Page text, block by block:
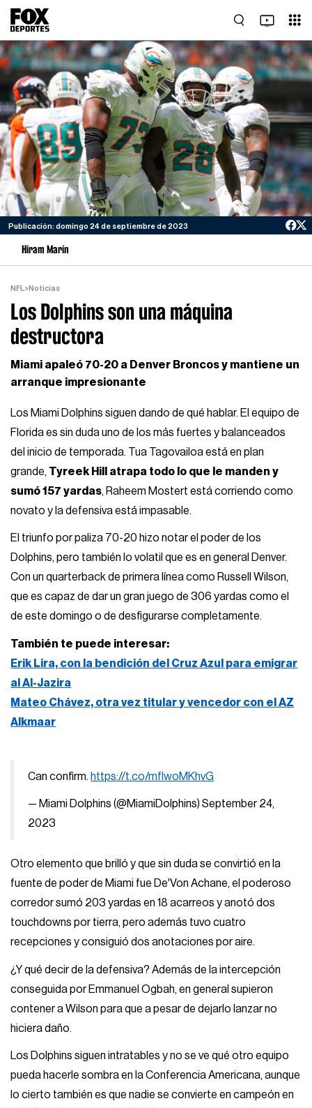
Publicación: domingo 24 de septiembre de 2023
Hiram Marín
NFL>Noticias
Los Dolphins son una máquina
destructora
Miami apaleó 70-20 a Denver Broncos y mantiene un
arranque impresionante
Los Miami Dolphins siguen dando de qué hablar. El equipo de
Florida es sin duda uno de los más fuertes y balanceados
del inicio de temporada. Tua Tagovailoa está en plan
grande, Tyreek Hill atrapa todo lo que le manden y
sumó 157 yardas, Raheem Mostert está corriendo como
novato y la defensiva está impasable.
El triunfo por paliza 70-20 hizo notar el poder de los
Dolphins, pero también lo volatil que es en general Denver.
Con un quarterback de primera línea como Russell Wilson,
que es capaz de dar un gran juego de 306 yardas como el
de este domingo o de desfigurarse completamente.
También te puede interesar:
Erik Lira, con la bendición del Cruz Azul para emigrar
al Al-Jazira
Mateo Chávez, otra vez titular y vencedor con el AZ
Alkmaar
Can confirm. https://t.co/mfIwoMKhvG
— Miami Dolphins (@MiamiDolphins)September 24,
2023
Otro elemento que brilló y que sin duda se convirtió en la
fuente de poder de Miami fue De'Von Achane, el poderoso
corredor sumó 203 yardas en 18 acarreos y anotó dos
touchdowns por tierra, pero además tuvo cuatro
recepciones y consiguió dos anotaciones por aire.
¿Y qué decir de la defensiva? Además de la intercepción
conseguida por Emmanuel Ogbah, en general supieron
contener a Wilson para que a pesar de dejarlo lanzar no
hiciera daño.
Los Dolphins siguen intratables y no se ve qué otro equipo
pueda hacerle sombra en la Conferencia Americana, aunque
lo cierto también es que nadie se convierte en campeón en